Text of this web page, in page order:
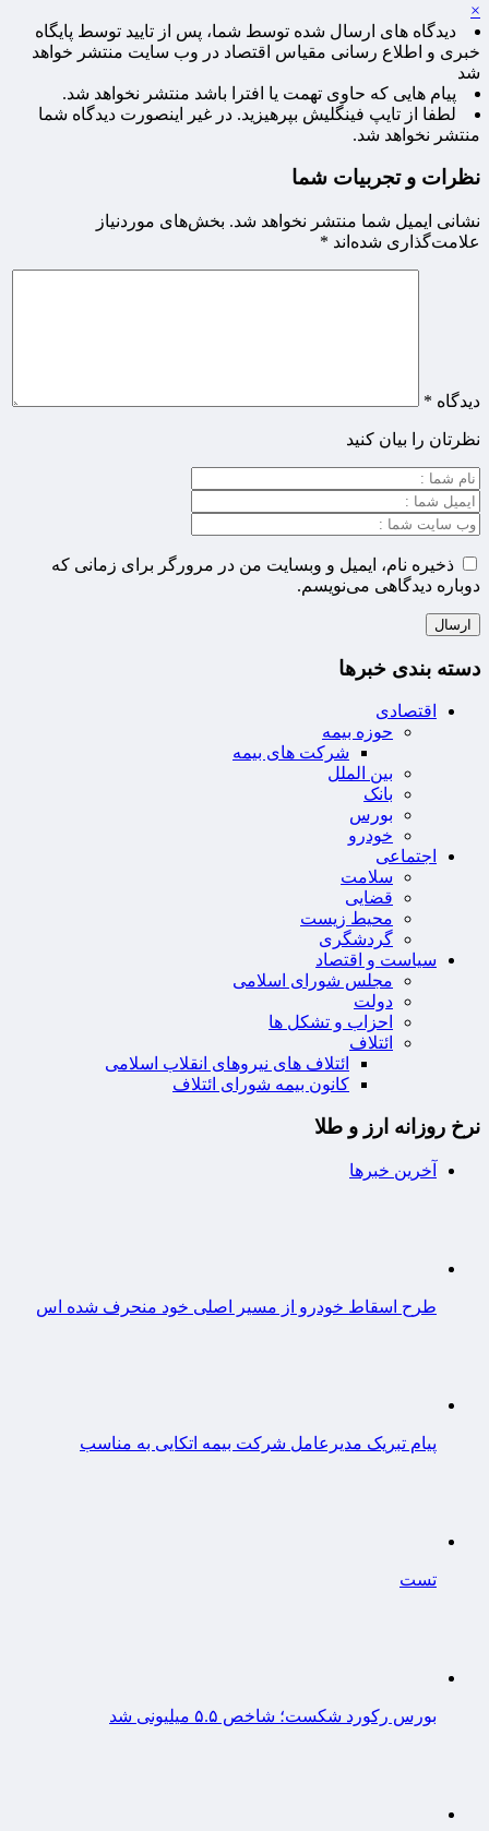
×
دیدگاه های ارسال شده توسط شما، پس از تایید توسط پایگاه
خبری و اطلاع رسانی مقیاس اقتصاد در وب سایت منتشر خواهد
شد
پیام هایی که حاوی تهمت یا افترا باشد منتشر نخواهد شد.
لطفا از تایپ فینگلیش بپرهیزید. در غیر اینصورت دیدگاه شما
منتشر نخواهد شد.
نظرات و تجربیات شما
نشانی ایمیل شما منتشر نخواهد شد. بخش‌های موردنیاز
علامت‌گذاری شده‌اند *
دیدگاه *
نظرتان را بیان کنید
ذخیره نام، ایمیل و وبسایت من در مرورگر برای زمانی که
دوباره دیدگاهی می‌نویسم.
دسته بندی خبرها
اقتصادی
حوزه بیمه
شرکت های بیمه
بین الملل
بانک
بورس
خودرو
اجتماعی
سلامت
قضایی
محیط زیست
گردشگری
سیاست و اقتصاد
مجلس شورای اسلامی
دولت
احزاب و تشکل ها
ائتلاف
ائتلاف های نیروهای انقلاب اسلامی
کانون بیمه شورای ائتلاف
نرخ روزانه ارز و طلا
آخرین خبرها
طرح اسقاط خودرو از مسیر اصلی خود منحرف شده اس
پیام تبریک مدیرعامل شرکت بیمه اتکایی به مناسب
تست
بورس رکورد شکست؛ شاخص ۵.۵ میلیونی شد